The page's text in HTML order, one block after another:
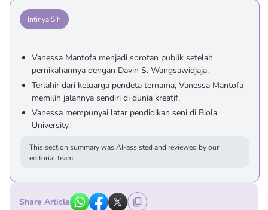
Intinya Sih
Vanessa Mantofa menjadi sorotan publik setelah
pernikahannya dengan Davin S. Wangsawidjaja.
Terlahir dari keluarga pendeta ternama, Vanessa Mantofa
memilih jalannya sendiri di dunia kreatif.
Vanessa mempunyai latar pendidikan seni di Biola
University.
This section summary was AI-assisted and reviewed by our
editorial team.
Share Article